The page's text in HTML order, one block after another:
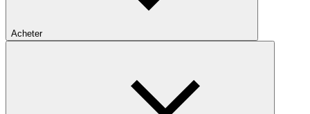
Acheter